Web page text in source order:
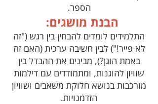
הספר.
הבנת מושגים:
התלמידים לומדים להבחין בין רגש ("זה
לא פייר!") לבין חשיבה ערכית (האם זה
באמת הוגן?), מבינים את ההבדל בין
שוויון להוגנות, ומתמודדים עם דילמות
מורכבות בנושא חלוקת משאבים ושוויון
הזדמנויות.